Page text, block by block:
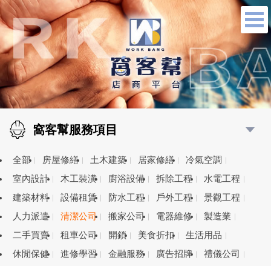
窩客幫服務項目
全部 房屋修繕 土木建築 居家修繕
冷氣空調
室內設計
木工裝潢 廚浴設備 拆除工程
水電工程
建築材料
設備租賃 防水工程 戶外工程
景觀工程
人力派遣
清潔公司 搬家公司 電器維修
製造業
二手買賣
租車公司 開鎖 美食折扣
生活用品
休閒保健
進修學習 金融服務 廣告招牌
禮儀公司